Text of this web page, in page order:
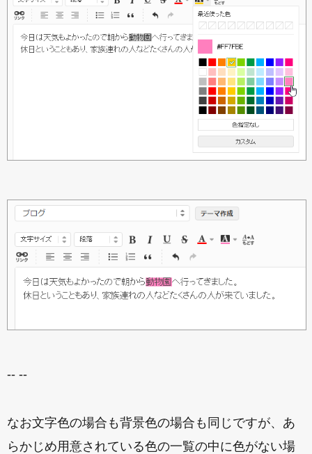
-- --
なお文字色の場合も背景色の場合も同じですが、あ
らかじめ用意されている色の一覧の中に色がない場